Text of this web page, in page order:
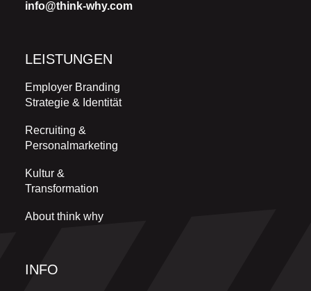
info@think-why.com
LEISTUNGEN
Employer Branding
Strategie & Identität
Recruiting &
Personalmarketing
Kultur &
Transformation
About think why
INFO